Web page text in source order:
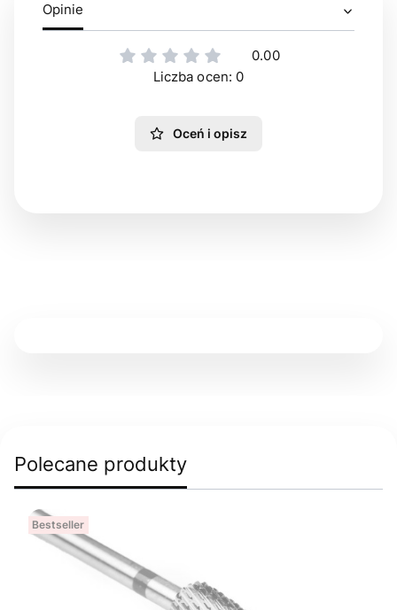
Opinie
0.00
Liczba ocen: 0
Oceń i opisz
Polecane produkty
Bestseller